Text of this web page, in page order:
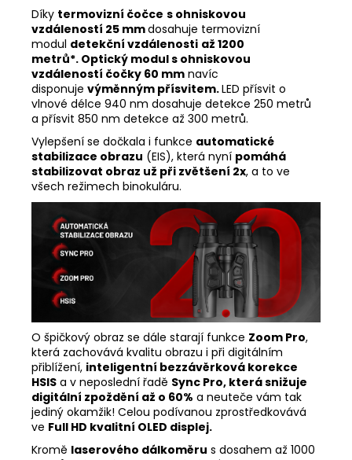
Díky termovizní čočce s ohniskovou
vzdáleností 25 mmdosahuje termovizní
modul detekční vzdálenosti až 1200
metrů*. Optický modul s ohniskovou
vzdáleností čočky 60 mm navíc
disponuje výměnným přísvitem.LED přísvit o
vlnové délce 940 nm dosahuje detekce 250 metrů
a přísvit 850 nm detekce až 300 metrů.
Vylepšení se dočkala i funkce automatické
stabilizace obrazu (EIS), která nyní pomáhá
stabilizovat obraz už při zvětšení 2x, a to ve
všech režimech binokuláru.
O špičkový obraz se dále starají funkce Zoom Pro,
která zachovává kvalitu obrazu i při digitálním
přiblížení, inteligentní bezzávěrková korekce
HSIS a v neposlední řadě Sync Pro, která snižuje
digitální zpoždění až o 60% a neuteče vám tak
jediný okamžik! Celou podívanou zprostředkovává
ve Full HD kvalitní OLED displej.
Kromě laserového dálkoměru s dosahem až 1000